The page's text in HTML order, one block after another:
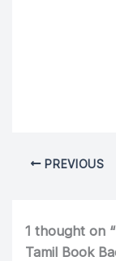
PREVIOUS
1 thought on
Tamil Book